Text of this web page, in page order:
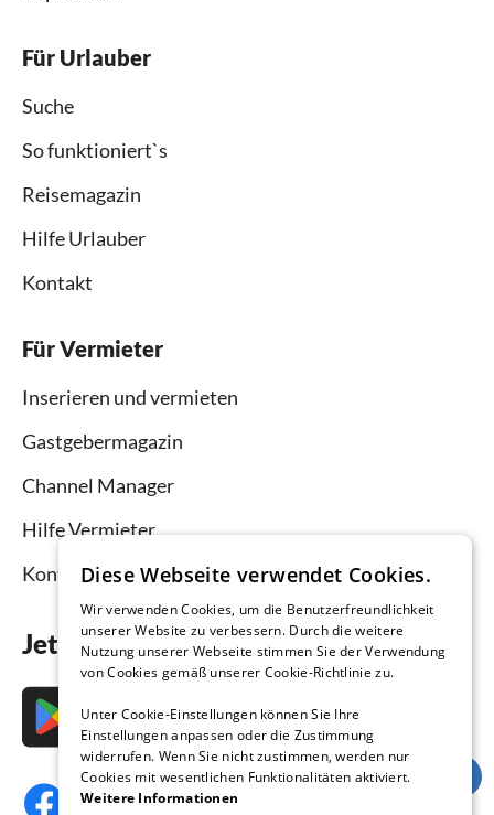
Für Urlauber
Suche
So funktioniert`s
Reisemagazin
Hilfe Urlauber
Kontakt
Für Vermieter
Inserieren und vermieten
Gastgebermagazin
Channel Manager
Hilfe Vermieter
Kontakt
Jetzt die App downloaden
Diese Webseite verwendet Cookies.
Wir verwenden Cookies, um die Benutzerfreundlichkeit
unserer Website zu verbessern. Durch die weitere
Nutzung unserer Webseite stimmen Sie der Verwendung
von Cookies gemäß unserer Cookie-Richtlinie zu.
Unter Cookie-Einstellungen können Sie Ihre
Einstellungen anpassen oder die Zustimmung
widerrufen. Wenn Sie nicht zustimmen, werden nur
Cookies mit wesentlichen Funktionalitäten aktiviert.
Weitere Informationen